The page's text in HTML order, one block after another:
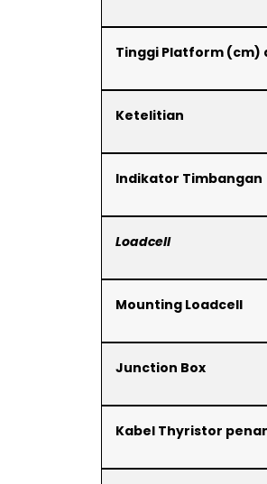
Tinggi Platform (cm)
Ketelitian
Indikator Timbangan
Loadcell
Mounting Loadcell
Junction Box
Kabel Thyristor